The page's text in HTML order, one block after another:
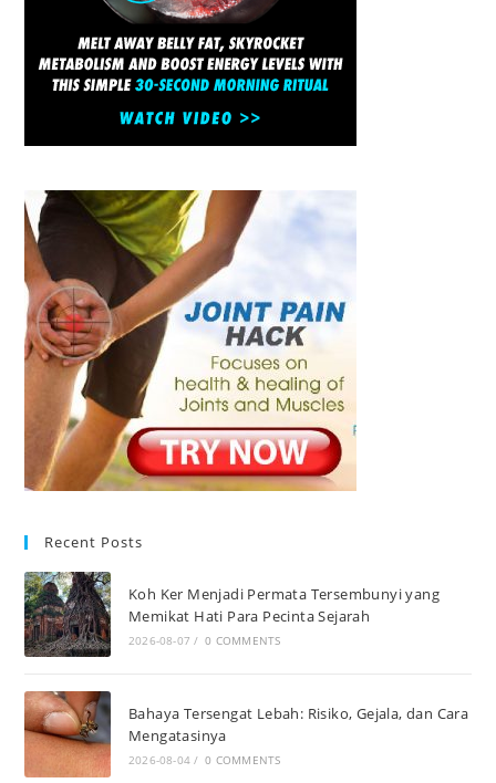
Recent Posts
Koh Ker Menjadi Permata Tersembunyi yang
Memikat Hati Para Pecinta Sejarah
2026-08-07 / 0 COMMENTS
Bahaya Tersengat Lebah: Risiko, Gejala, dan Cara
Mengatasinya
2026-08-04 / 0 COMMENTS